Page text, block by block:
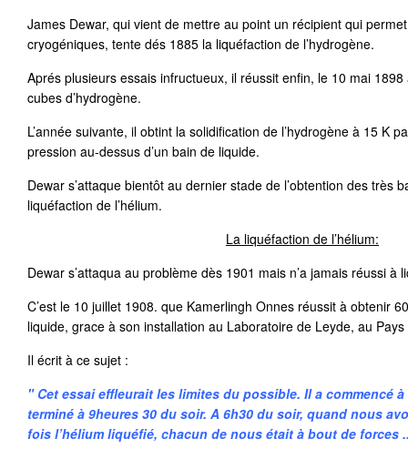
James Dewar, qui vient de mettre au point un récipient qui
cryogéniques, tente dés 1885 la liquéfaction de l’hydrogène.
Aprés plusieurs essais infructueux, il réussit enfin, le 10 mai
cubes d’hydrogène.
L’année suivante, il obtint la solidification de l’hydrogène à 15 K
pression au-dessus d’un bain de liquide.
Dewar s’attaque bientôt au dernier stade de l’obtention des très
liquéfaction de l’hélium.
La liquéfaction de l’hélium:
Dewar s’attaqua au problème dès 1901 mais n’a jamais réussi à
C’est le 10 juillet 1908. que Kamerlingh Onnes réussit à obtenir
liquide, grace à son installation au Laboratoire de Leyde, au Pays
Il écrit à ce sujet :
" Cet essai effleurait les limites du possible. Il a commencé
terminé à 9heures 30 du soir. A 6h30 du soir, quand nous
fois l’hélium liquéfié, chacun de nous était à bout de forces